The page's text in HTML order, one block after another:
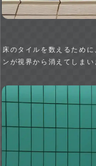
床のタイルを数えるため
ンが視界から消えてしまい